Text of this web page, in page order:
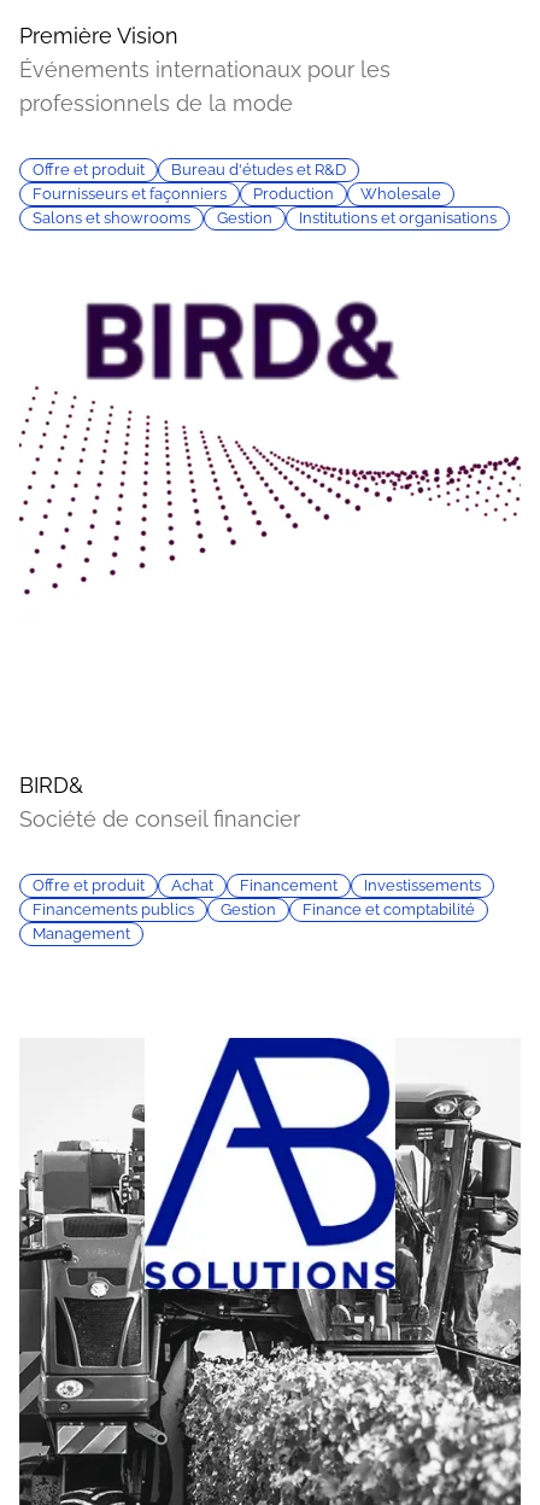
Première Vision
Événements internationaux pour les
professionnels de la mode
Offre et produit
Bureau d'études et R&D
Fournisseurs et façonniers
Production
Wholesale
Salons et showrooms
Gestion Institutions et organisations
BIRD&
Société de conseil financier
Offre et produit Achat Financement
Investissements
Financements publics
Gestion
Finance et comptabilité
Management